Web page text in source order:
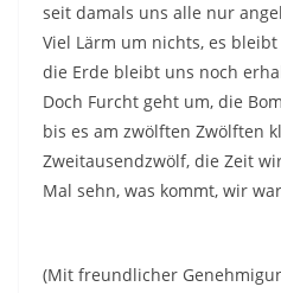
seit damals uns alle nur
Viel Lärm um nichts, es
die Erde bleibt uns noch
Doch Furcht geht um, die
bis es am zwölften Zwölften
Zweitausendzwölf, die Zeit
Mal sehn, was kommt, wir
(Mit freundlicher